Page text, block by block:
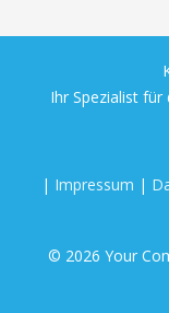
Ihr Spezialist
| Impressum |
© 2026 Your